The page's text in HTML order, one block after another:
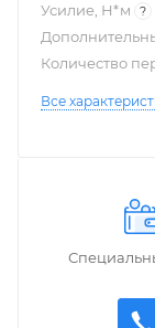
Усилие, Н*м
?
Количество
Все